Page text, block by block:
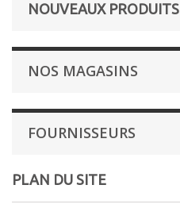
NOUVEAUX PRODUITS
NOS MAGASINS
FOURNISSEURS
PLAN DU SITE